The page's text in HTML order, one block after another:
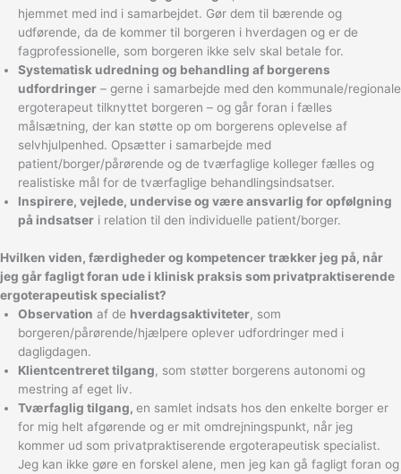
hjemmet med ind i samarbejdet. Gør dem til bærende og
udførende, da de kommer til borgeren i hverdagen og er de
fagprofessionelle, som borgeren ikke selv skal betale for.
Systematisk udredning og behandling af borgerens
udfordringer – gerne i samarbejde med den kommunale/regionale
ergoterapeut tilknyttet borgeren – og går foran i fælles
målsætning, der kan støtte op om borgerens oplevelse af
selvhjulpenhed. Opsætter i samarbejde med
patient/borger/pårørende og de tværfaglige kolleger fælles og
realistiske mål for de tværfaglige behandlingsindsatser.
Inspirere, vejlede, undervise og være ansvarlig for opfølgning
på indsatser i relation til den individuelle patient/borger.
Hvilken viden, færdigheder og kompetencer trækker jeg på, når
jeg går fagligt foran ude i klinisk praksis som privatpraktiserende
ergoterapeutisk specialist?
Observation af de hverdagsaktiviteter, som
borgeren/pårørende/hjælpere oplever udfordringer med i
dagligdagen.
Klientcentreret tilgang, som støtter borgerens autonomi og
mestring af eget liv.
Tværfaglig tilgang, en samlet indsats hos den enkelte borger er
for mig helt afgørende og er mit omdrejningspunkt, når jeg
kommer ud som privatpraktiserende ergoterapeutisk specialist.
Jeg kan ikke gøre en forskel alene, men jeg kan gå fagligt foran og